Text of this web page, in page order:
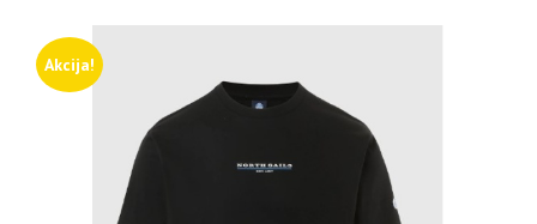
Akcija!